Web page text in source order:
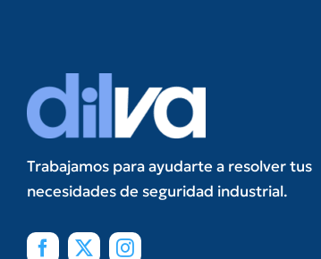
Trabajamos para ayudarte a resolver tus
necesidades de seguridad industrial.